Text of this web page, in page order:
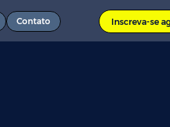
Contato Inscreva-se